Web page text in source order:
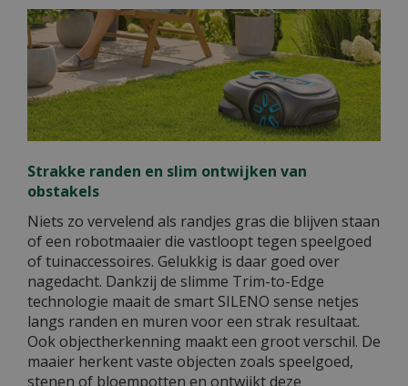
Strakke randen en slim ontwijken van
obstakels
Niets zo vervelend als randjes gras die blijven staan
of een robotmaaier die vastloopt tegen speelgoed
of tuinaccessoires. Gelukkig is daar goed over
nagedacht. Dankzij de slimme Trim-to-Edge
technologie maait de smart SILENO sense netjes
langs randen en muren voor een strak resultaat.
Ook objectherkenning maakt een groot verschil. De
maaier herkent vaste objecten zoals speelgoed,
stenen of bloempotten en ontwijkt deze